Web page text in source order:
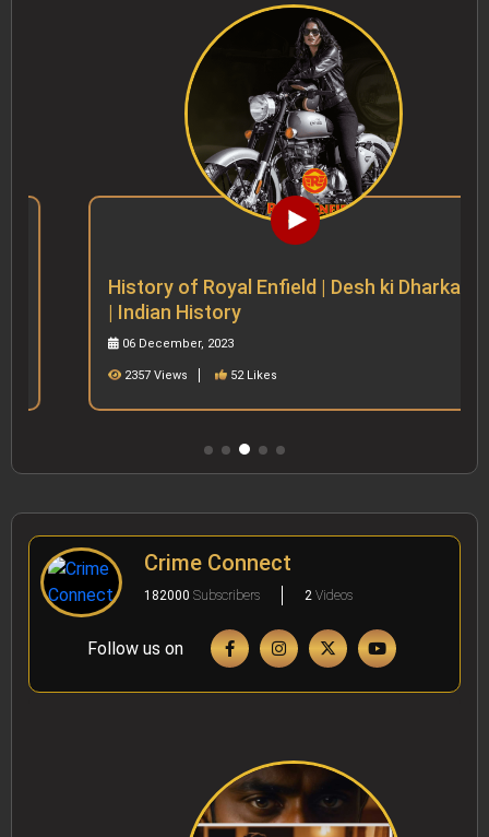
History of Royal Enfield | Desh ki Dharkan
| Indian History
06 December, 2023
2357 Views 52 Likes
Crime Connect
182000 Subscribers 2Videos
Follow us on